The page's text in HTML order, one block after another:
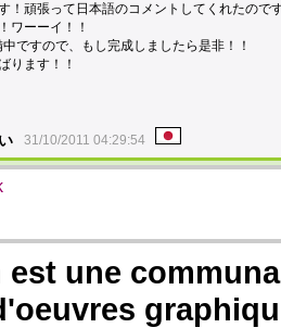
！頑張って日本語のコメントしてくれたので
ワーーイ！！
ですので、もし完成しましたら是非！！
ります！！
31/10/2011 04:29:54
est une